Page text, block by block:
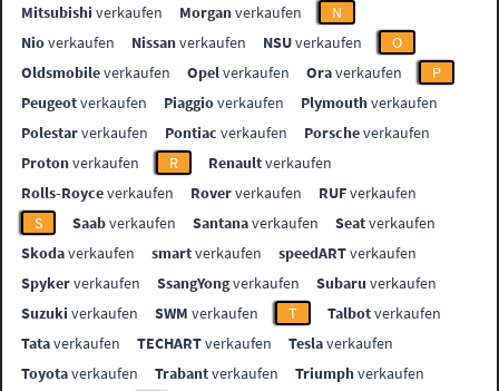
Mitsubishi verkaufen Morganverkaufen
N
Nioverkaufen Nissanverkaufen NSUverkaufen
O
Oldsmobileverkaufen Opelverkaufen Oraverkaufen
P
Peugeotverkaufen Piaggioverkaufen Plymouthverkaufen
Polestarverkaufen Pontiac verkaufen Porscheverkaufen
Protonverkaufen R Renaultverkaufen
Rolls-Royceverkaufen Roververkaufen RUFverkaufen
S
Saabverkaufen Santanaverkaufen Seatverkaufen
Skodaverkaufen smartverkaufen speedARTverkaufen
Spykerverkaufen SsangYongverkaufen Subaru verkaufen
Suzuki verkaufen SWM verkaufen T Talbotverkaufen
Tataverkaufen TECHARTverkaufen Teslaverkaufen
Toyotaverkaufen Trabantverkaufen Triumphverkaufen